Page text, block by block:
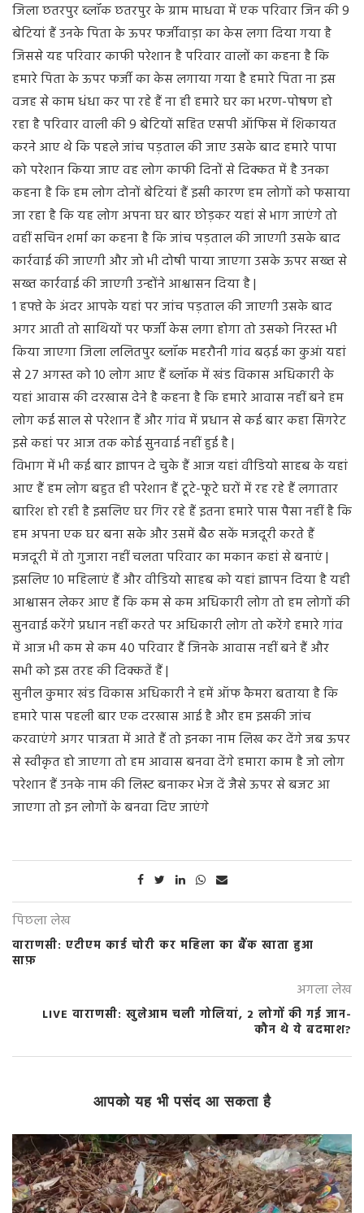
जिला छतरपुर ब्लॉक छतरपुर के ग्राम माधवा में एक परिवार जिन की 9
बेटियां हैं उनके पिता के ऊपर फर्जीवाड़ा का केस लगा दिया गया है
जिससे यह परिवार काफी परेशान है परिवार वालों का कहना है कि
हमारे पिता के ऊपर फर्जी का केस लगाया गया है हमारे पिता ना इस
वजह से काम धंधा कर पा रहे हैं ना ही हमारे घर का भरण-पोषण हो
रहा है परिवार वाली की 9 बेटियों सहित एसपी ऑफिस में शिकायत
करने आए थे कि पहले जांच पड़ताल की जाए उसके बाद हमारे पापा
को परेशान किया जाए वह लोग काफी दिनों से दिक्कत में है उनका
कहना है कि हम लोग दोनों बेटियां हैं इसी कारण हम लोगों को फसाया
जा रहा है कि यह लोग अपना घर बार छोड़कर यहां से भाग जाएंगे तो
वहीं सचिन शर्मा का कहना है कि जांच पड़ताल की जाएगी उसके बाद
कार्रवाई की जाएगी और जो भी दोषी पाया जाएगा उसके ऊपर सख्त से
सख्त कार्रवाई की जाएगी उन्होंने आश्वासन दिया है |
1 हफ्ते के अंदर आपके यहां पर जांच पड़ताल की जाएगी उसके बाद
अगर आती तो साथियों पर फर्जी केस लगा होगा तो उसको निरस्त भी
किया जाएगा जिला ललितपुर ब्लॉक महरौनी गांव बढ़ई का कुआं यहां
से 27 अगस्त को 10 लोग आए हैं ब्लॉक में खंड विकास अधिकारी के
यहां आवास की दरखास देने है कहना है कि हमारे आवास नहीं बने हम
लोग कई साल से परेशान हैं और गांव में प्रधान से कई बार कहा सिगरेट
इसे कहां पर आज तक कोई सुनवाई नहीं हुई है |
विभाग में भी कई बार ज्ञापन दे चुके हैं आज यहां वीडियो साहब के यहां
आए हैं हम लोग बहुत ही परेशान हैं टूटे-फूटे घरों में रह रहे हैं लगातार
बारिश हो रही है इसलिए घर गिर रहे हैं इतना हमारे पास पैसा नहीं है कि
हम अपना एक घर बना सके और उसमें बैठ सकें मजदूरी करते हैं
मजदूरी में तो गुजारा नहीं चलता परिवार का मकान कहां से बनाएं |
इसलिए 10 महिलाएं हैं और वीडियो साहब को यहां ज्ञापन दिया है यही
आश्वासन लेकर आए हैं कि कम से कम अधिकारी लोग तो हम लोगों की
सुनवाई करेंगे प्रधान नहीं करते पर अधिकारी लोग तो करेंगे हमारे गांव
में आज भी कम से कम 40 परिवार हैं जिनके आवास नहीं बने हैं और
सभी को इस तरह की दिक्कतें हैं |
सुनील कुमार खंड विकास अधिकारी ने हमें ऑफ कैमरा बताया है कि
हमारे पास पहली बार एक दरखास आई है और हम इसकी जांच
करवाएंगे अगर पात्रता में आते हैं तो इनका नाम लिख कर देंगे जब ऊपर
से स्वीकृत हो जाएगा तो हम आवास बनवा देंगे हमारा काम है जो लोग
परेशान हैं उनके नाम की लिस्ट बनाकर भेज दें जैसे ऊपर से बजट आ
जाएगा तो इन लोगों के बनवा दिए जाएंगे
पिछला लेख
वाराणसी: एटीएम कार्ड चोरी कर महिला का बैंक खाता हुआ
साफ़
अगला लेख
LIVE वाराणसी: खुलेआम चली गोलियां, 2 लोगों की गई जान-
कौन थे ये बदमाश?
आपको यह भी पसंद आ सकता है